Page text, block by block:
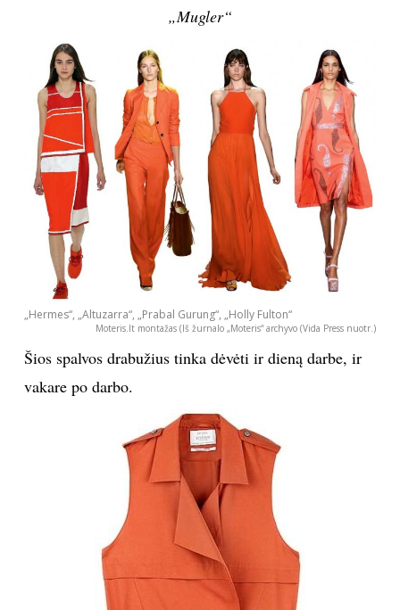
„Mugler“
„Hermes“, „Altuzarra“, „Prabal Gurung“, „Holly Fulton“
Moteris.lt montažas (Iš žurnalo „Moteris“ archyvo (Vida Press nuotr.)
Šios spalvos drabužius tinka dėvėti ir dieną darbe, ir
vakare po darbo.